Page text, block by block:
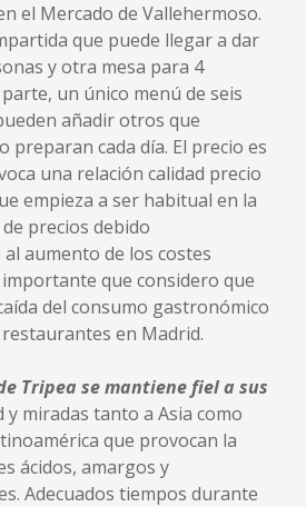
el Mercado de Vallehermoso.
que puede llegar a dar
y otra mesa para 4
un único menú de seis
añadir otros que
preparan cada día. El precio es
una relación calidad precio
empieza a ser habitual en la
precios debido
aumento de los costes
que considero que
del consumo gastronómico
en Madrid.
Tripea se mantiene fiel a sus
y miradas tanto a Asia como
que provocan la
ácidos, amargos y
Adecuados tiempos durante